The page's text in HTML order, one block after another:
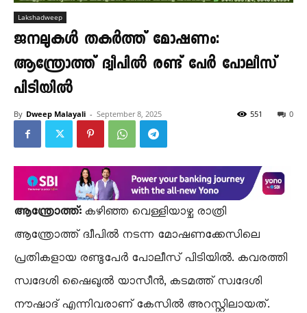
Lakshadweep
ജനലുകൾ തകർത്ത് മോഷണം:
ആന്ത്രോത്ത് ദ്വീപിൽ രണ്ട് പേർ പോലീസ്
പിടിയിൽ
By Dweep Malayali - September 8, 2025 0
551
ആന്ത്രോത്ത്:കഴിഞ്ഞ വെള്ളിയാഴ്ച രാത്രി
ആന്ത്രോത്ത് ദ്വീപിൽ നടന്ന മോഷണക്കേസിലെ
പ്രതികളായ രണ്ടുപേർ പോലീസ് പിടിയിൽ. കവരത്തി
സ്വദേശി ഷൈഖുൽ യാസീൻ, കടമത്ത് സ്വദേശി
നൗഷാദ് എന്നിവരാണ് കേസിൽ അറസ്റ്റിലായത്.